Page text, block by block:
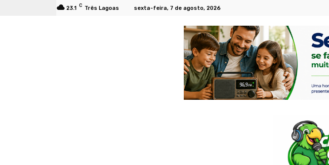
23.1 C Três Lagoas sexta-feira, 7 de agosto, 2026